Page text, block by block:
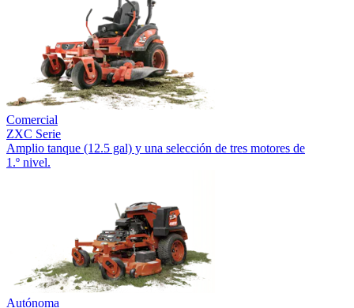
Comercial
ZXC Serie
Amplio tanque (12.5 gal) y una selección de tres motores de
1.º nivel.
Autónoma